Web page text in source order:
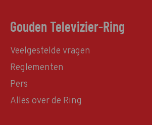
Gouden Televizier-Ring
Veelgestelde vragen
Reglementen
Pers
Alles over de Ring